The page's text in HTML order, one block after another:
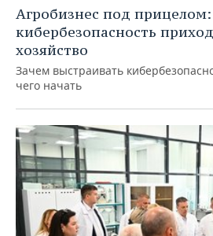
Агробизнес под
кибербезопасность
хозяйство
Зачем выстраивать
чего начать